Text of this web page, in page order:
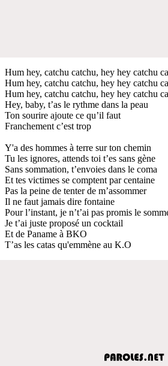
Hum hey, catchu catchu, hey hey catchu
Hum hey, catchu catchu, hey hey catchu
Hum hey, catchu catchu, hey hey catchu
Hey, baby, t’as le rythme dans la peau
Ton sourire ajoute ce qu’il faut
Franchement c’est trop
Y'a des hommes à terre sur ton chemin
Tu les ignores, attends toi t’es sans gène
Sans sommation, t’envoies dans le coma
Et tes victimes se comptent par centaine
Pas la peine de tenter de m’assommer
Il ne faut jamais dire fontaine
Pour l’instant, je n’t’ai pas promis le
Je t’ai juste proposé un cocktail
Et de Paname à BKO
T’as les catas qu'emmène au K.O